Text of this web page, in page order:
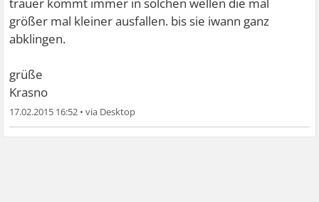
größer mal kleiner ausfallen. bis sie iwann ganz
abklingen.
grüße
Krasno
17.02.2015 16:52 •